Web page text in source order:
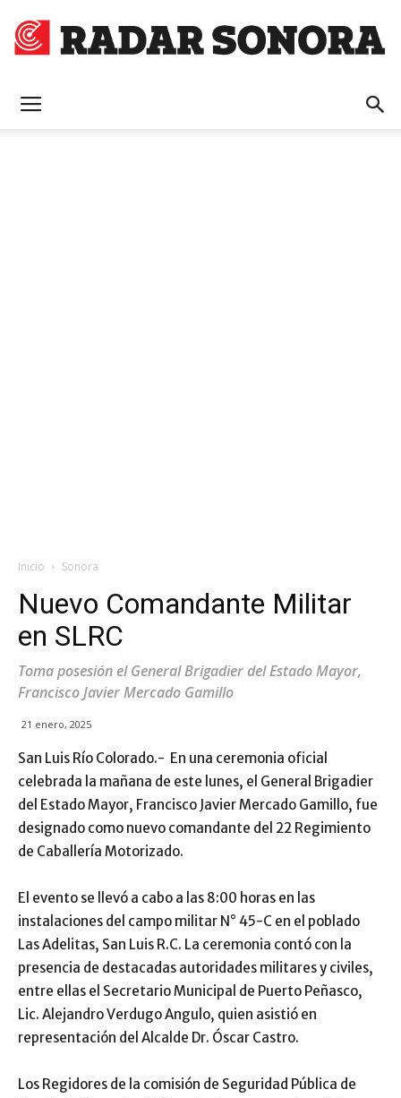
Inicio Sonora
Nuevo Comandante Militar
en SLRC
Toma posesión el General Brigadier del Estado Mayor,
Francisco Javier Mercado Gamillo
21 enero, 2025
San Luis Río Colorado.- En una ceremonia oficial
celebrada la mañana de este lunes, el General Brigadier
del Estado Mayor, Francisco Javier Mercado Gamillo, fue
designado como nuevo comandante del 22 Regimiento
de Caballería Motorizado.
El evento se llevó a cabo a las 8:00 horas en las
instalaciones del campo militar N° 45-C en el poblado
Las Adelitas, San Luis R.C. La ceremonia contó con la
presencia de destacadas autoridades militares y civiles,
entre ellas el Secretario Municipal de Puerto Peñasco,
Lic. Alejandro Verdugo Angulo, quien asistió en
representación del Alcalde Dr. Óscar Castro.
Los Regidores de la comisión de Seguridad Pública de